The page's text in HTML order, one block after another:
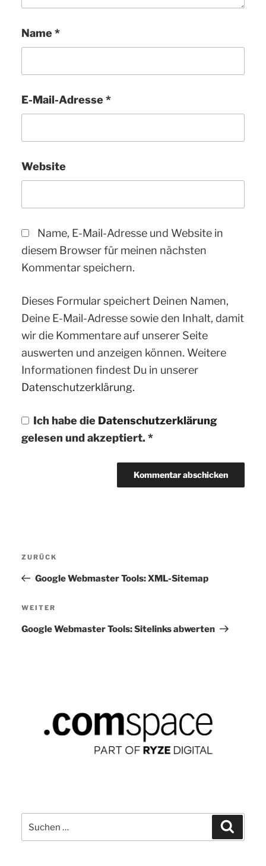
Name *
E-Mail-Adresse *
Website
Name, E-Mail-Adresse und Website in
diesem Browser für meinen nächsten
Kommentar speichern.
Dieses Formular speichert Deinen Namen,
Deine E-Mail-Adresse sowie den Inhalt, damit
wir die Kommentare auf unserer Seite
auswerten und anzeigen können. Weitere
Informationen findest Du in unserer
Datenschutzerklärung.
Ich habe die Datenschutzerklärung
gelesen und akzeptiert. *
Vorheriger
Beitrag
ZURÜCK
Google Webmaster Tools: XML-Sitemap
Nächster
Beitrag
WEITER
Google Webmaster Tools: Sitelinks abwerten
Suchen
nach: